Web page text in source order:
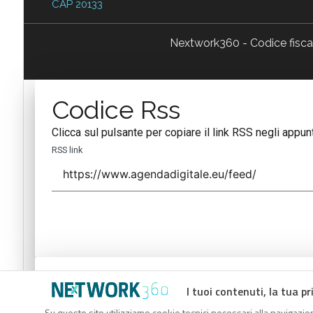
I tuoi contenuti, la tua
CAP 20133
Nextwork360 - Codice
Codice Rss
Clicca sul pulsante per copiare il link RSS negli
RSS link
Codice Rss
Clicca sul pulsante per copiare il link RSS negli